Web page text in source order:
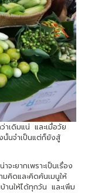
าเดิมแน่ และเมื่อวัย
นั้นจำเป็นแต่ก็ยังสู้
ะยากเพราะเป็นเรื่อง
คิดและคิดค้นเมนูให้
นให้ได้ทุกวัน และเพิ่ม